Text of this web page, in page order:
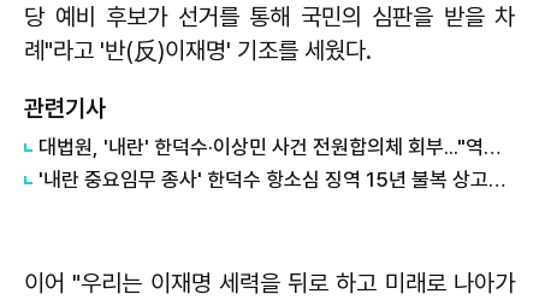
당 예비 후보가 선거를 통해 국민의 심판을 받을 차
례"라고 '반(反)이재명' 기조를 세웠다.
관련기사
대법원, '내란' 한덕수·이상민 사건 전원합의체 회부..."역사적 평가 필요"
'내란 중요임무 종사' 한덕수 항소심 징역 15년 불복 상고…대법 최종 판단
이어 "우리는 이재명 세력을 뒤로 하고 미래로 나아가